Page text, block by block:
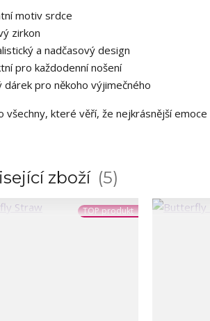
motiv srdce
zirkon
a nadčasový design
pro každodenní nošení
dárek pro někoho výjimečného
všechny, které věří, že nejkrásnější
zboží 5
TOP produkt